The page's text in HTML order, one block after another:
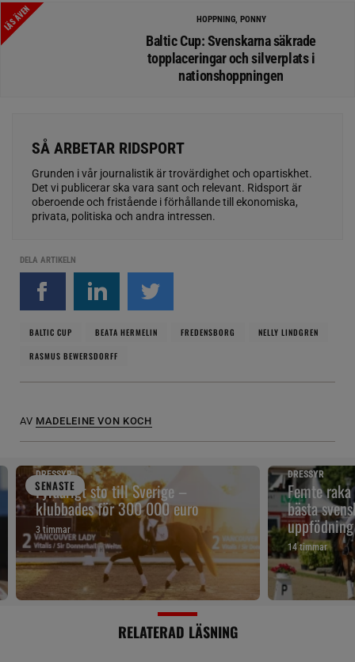
LÄS ÄVEN HOPPNING, PONNY
Baltic Cup: Svenskarna säkrade
topplaceringar och silverplats i
nationshoppningen
SÅ ARBETAR RIDSPORT
Grunden i vår journalistik är trovärdighet och opartiskhet.
Det vi publicerar ska vara sant och relevant. Ridsport är
oberoende och fristående i förhållande till ekonomiska,
privata, politiska och andra intressen.
DELA ARTIKELN
BALTIC CUP BEATA HERMELIN FREDENSBORG
NELLY LINDGREN
RASMUS BEWERSDORFF
AV MADELEINE VON KOCH
SENASTE
DRESSYR
Fyraårigt sto till Sverige –
klubbades för 300 000 euro
3 timmar
DRESSYR
Femte
bästa
uppfödning
14 timmar
RELATERAD LÄSNING